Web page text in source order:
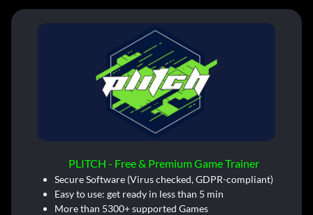
PLITCH - Free & Premium Game Trainer
Secure Software (Virus checked, GDPR-compliant)
Easy to use: get ready in less than 5 min
More than 5300+ supported Games